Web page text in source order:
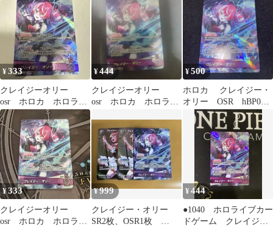
ム hololive ホロカ
¥333
クレイジーオリー
osr ホロカ ホロライ
ブカードゲーム
¥444
クレイジーオリー
osr ホロカ ホロライ
¥500
ホロカ クレイジー・
オリー OSR hBP02-
006
¥333
クレイジーオリー
osr ホロカ ホロライ
¥999
クレイジー・オリー
SR2枚、OSR1枚
¥444
●1040 ホロライブカー
ドゲーム クレイジ